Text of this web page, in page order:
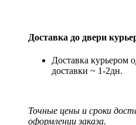
Доставка до двери
Доставка курьером
доставки ~ 1-2дн.
Точные цены и сроки
оформлении заказа.